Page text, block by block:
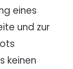
eines
und zur
keinen